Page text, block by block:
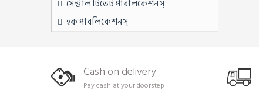
উপ সহকারী প্রকৌশলী
এইচএসসি
একাদশ শ্রেণি
Dr. Zenifar Zakaria
Dr. Zinnatul Ara
Laila Jarin
সেন্ট্রাল টিভেট পাবলিকেশনস্
হক পাবলিকেশনস্
Cash on delivery
Pay cash at your doorstep